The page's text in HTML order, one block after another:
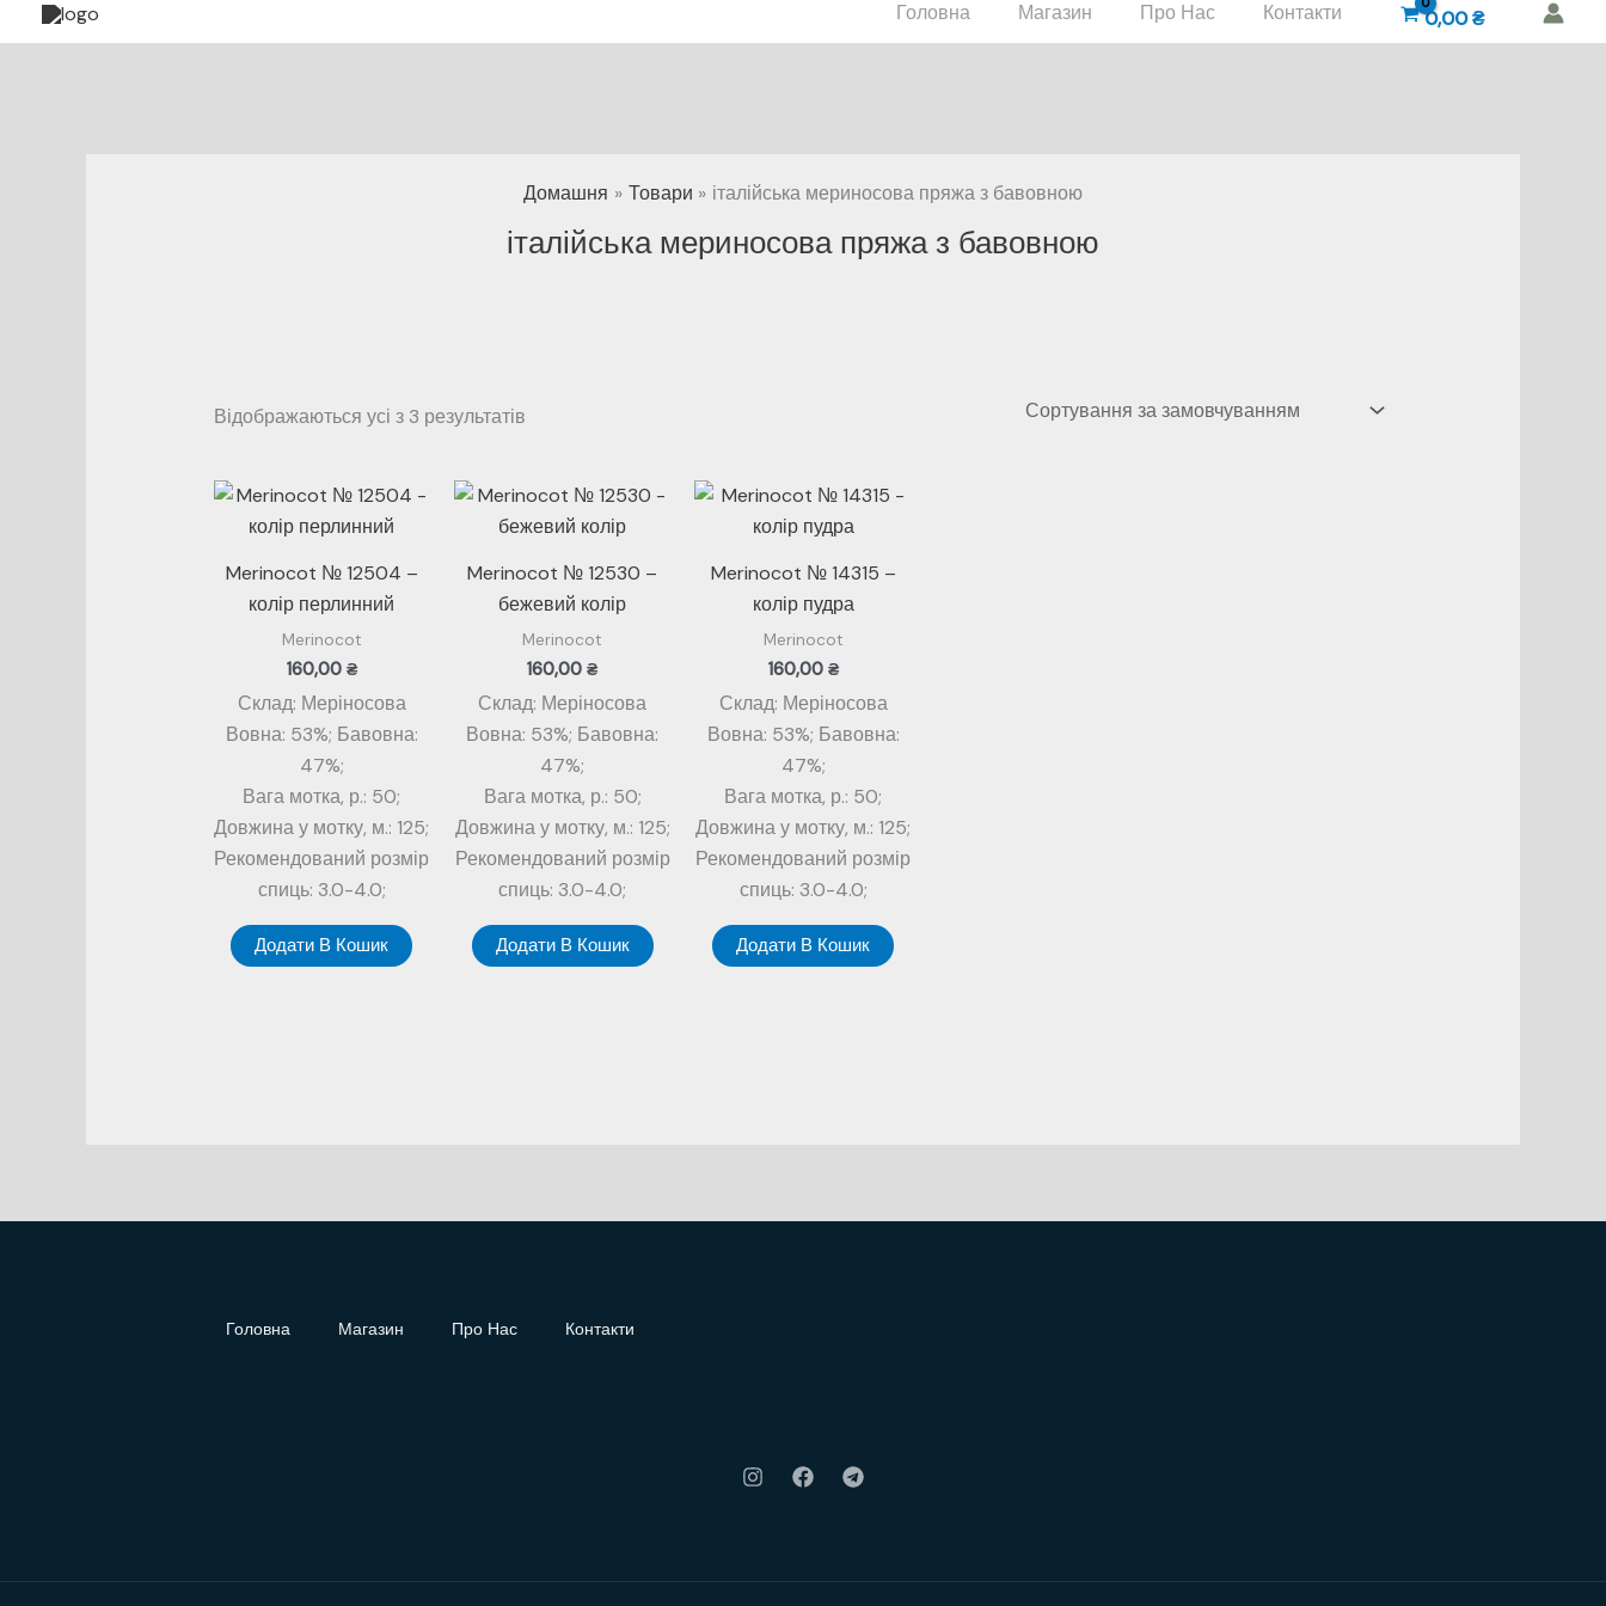
Головна Магазин Про Нас Контакти 0,00₴
Домашня Товари італійська мериносова пряжа з бавовною
італійська мериносова пряжа з бавовною
Відображаються усі з 3 результатів
Merinocot № 12504 –
колір перлинний
Merinocot
160,00 ₴
Склад: Меріносова
Вовна: 53%; Бавовна:
47%;
Вага мотка, р.: 50;
Довжина у мотку, м.: 125;
Рекомендований розмір
спиць: 3.0-4.0;
Додати В Кошик
Merinocot № 12530 –
бежевий колір
Merinocot
160,00₴
Склад: Меріносова
Вовна: 53%; Бавовна:
47%;
Вага мотка, р.: 50;
Довжина у мотку, м.: 125;
Рекомендований розмір
спиць: 3.0-4.0;
Додати В Кошик
Merinocot № 14315 –
колір пудра
Merinocot
160,00 ₴
Склад: Меріносова
Вовна: 53%; Бавовна:
47%;
Вага мотка, р.: 50;
Довжина у мотку, м.: 125;
Рекомендований розмір
спиць: 3.0-4.0;
Додати В Кошик
Головна Магазин Про Нас Контакти